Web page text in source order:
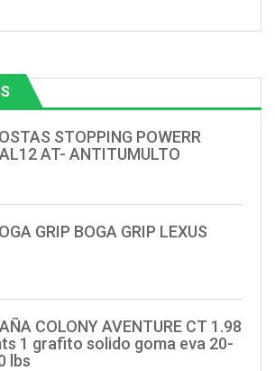
STOPPING POWERR
AT- ANTITUMULTO
GRIP BOGA GRIP LEXUS
COLONY AVENTURE CT 1.98
1 grafito solido goma eva 20-
lbs